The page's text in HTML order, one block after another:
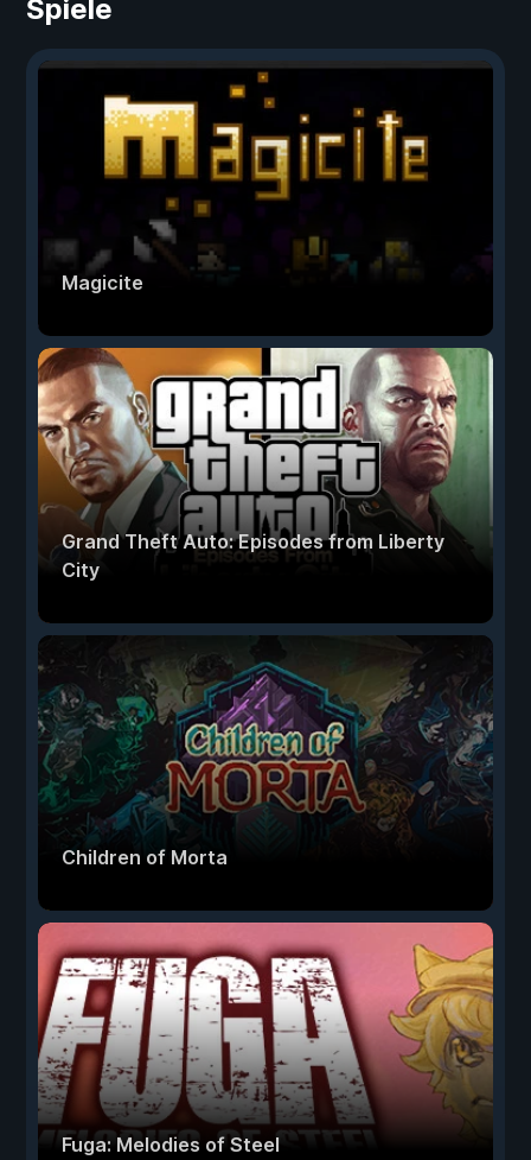
Spiele
Magicite
Grand Theft Auto: Episodes from Liberty
City
Children of Morta
Fuga: Melodies of Steel